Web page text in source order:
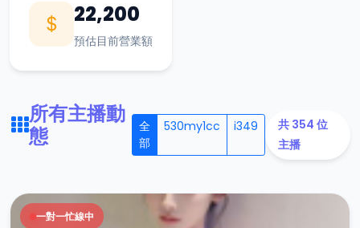
22,200
預估目前營業額
所有主播動
態
全
部
530my1cc i349
共 354 位
主播
一對一忙線中